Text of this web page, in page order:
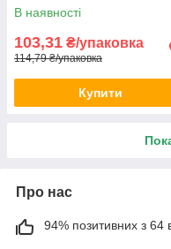
В наявності
103,31 ₴/упаковка
114,79 ₴/упаковка
Купити
Про нас
94% позитивних з 64